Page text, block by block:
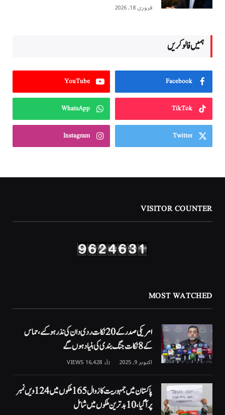
فروری 18, 2026
ہمیں فالو کریں
Facebook
YouTube
TikTok
WhatsApp
Twitter
Instagram
VISITOR COUNTER
MOST WATCHED
امریکی صدر کے 20 نکات ردی دان کی نذر ہوگئے، حماس
کے 8 نکات جنگ بندی کی بنیاد ہوں گے
اکتوبر 9, 2025 16,428
VIEWS
پاکستان میں جمہوریت کا زوال 165 ملکوں میں 124ویں نمبر
پر آگیا، 10 بدترین ملکوں میں شامل